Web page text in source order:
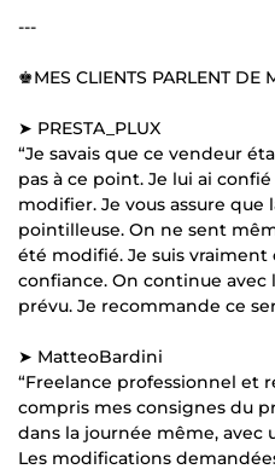
---
♚MES CLIENTS PARLENT DE
➤ PRESTA_PLUX
“Je savais que ce vendeur
pas à ce point. Je lui ai
modifier. Je vous assure
pointilleuse. On ne sent
été modifié. Je suis
confiance. On continue
prévu. Je recommande ce
➤ MatteoBardini
“Freelance professionnel et
compris mes consignes du
dans la journée même,
Les modifications